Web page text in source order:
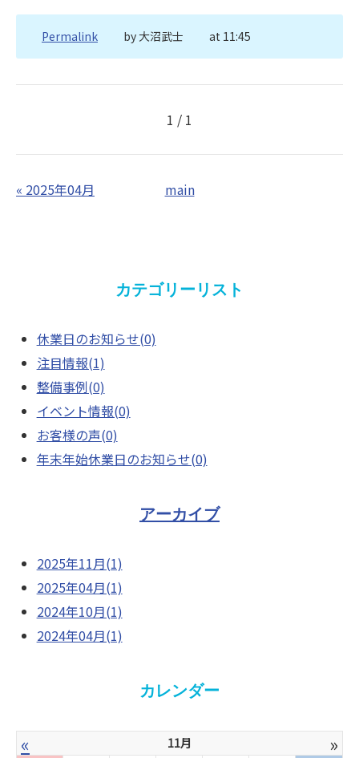
Permalink by 大沼武士 at 11:45
1 / 1
« 2025年04月 main
カテゴリーリスト
休業日のお知らせ(0)
注目情報(1)
整備事例(0)
イベント情報(0)
お客様の声(0)
年末年始休業日のお知らせ(0)
アーカイブ
2025年11月(1)
2025年04月(1)
2024年10月(1)
2024年04月(1)
カレンダー
« 11月 »